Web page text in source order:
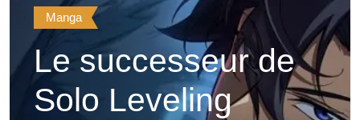
Manga
Le successeur de
Solo Leveling